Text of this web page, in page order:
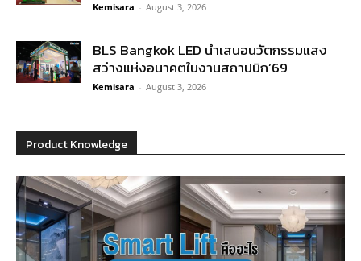
Kemisara - August 3, 2026
BLS Bangkok LED นำเสนอนวัตกรรมแสง
สว่างแห่งอนาคตในงานสถาปนิก’69
Kemisara - August 3, 2026
Product Knowledge